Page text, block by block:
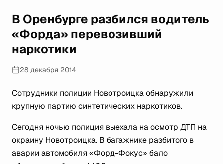
В Оренбурге разбился водитель
«Форда» перевозивший
наркотики
28 декабря 2014
Сотрудники полиции Новотроицка обнаружили
крупную партию синтетических наркотиков.
Сегодня ночью полиция выехала на осмотр ДТП на
окраину Новотроицка. В багажнике разбитого в
аварии автомобиля «Форд-Фокус» бало